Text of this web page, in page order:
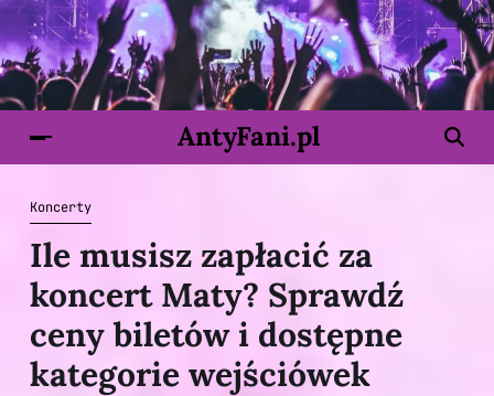
AntyFani.pl
Koncerty
Ile musisz zapłacić za
koncert Maty? Sprawdź
ceny biletów i dostępne
kategorie wejściówek